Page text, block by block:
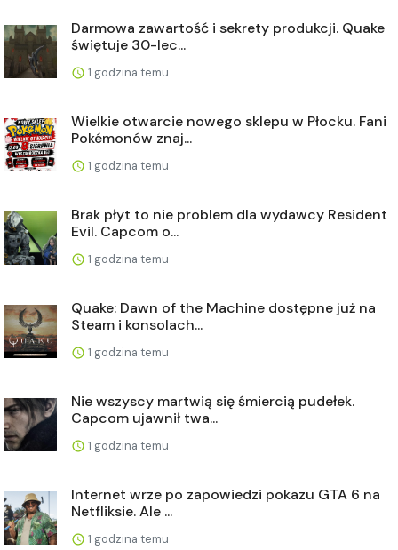
Darmowa zawartość i sekrety produkcji. Quake
świętuje 30-lec...
1 godzina temu
Wielkie otwarcie nowego sklepu w Płocku. Fani
Pokémonów znaj...
1 godzina temu
Brak płyt to nie problem dla wydawcy Resident
Evil. Capcom o...
1 godzina temu
Quake: Dawn of the Machine dostępne już na
Steam i konsolach...
1 godzina temu
Nie wszyscy martwią się śmiercią pudełek.
Capcom ujawnił twa...
1 godzina temu
Internet wrze po zapowiedzi pokazu GTA 6 na
Netfliksie. Ale ...
1 godzina temu